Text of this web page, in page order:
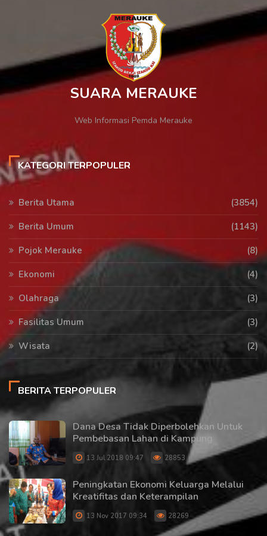
SUARA MERAUKE
Web Informasi Pemda Merauke
KATEGORI TERPOPULER
Berita Utama
(3854)
Berita Umum
(1143)
Pojok Merauke
(8)
Ekonomi
(4)
Olahraga
(3)
Fasilitas Umum
(3)
Wisata
(2)
BERITA TERPOPULER
Dana Desa Tidak Diperbolehkan Untuk
Pembebasan Lahan di Kampung
13 Jul 2018 09:47 28853
Peningkatan Ekonomi Keluarga Melalui
Kreatifitas dan Keterampilan
13 Nov 2017 09:34 28269